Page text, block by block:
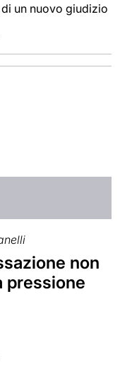
un nuovo giudizio
non
pressione